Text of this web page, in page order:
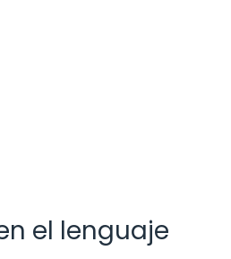
el lenguaje